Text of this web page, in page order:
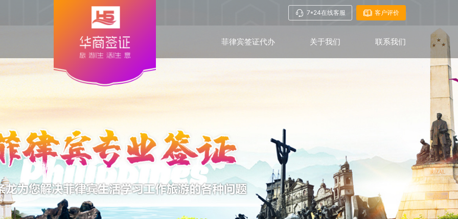
7*24在线客服 客户评价
菲律宾签证代办 关于我们 联系我们